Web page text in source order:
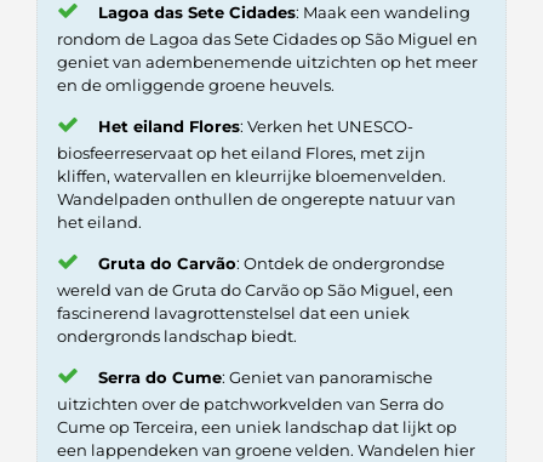
Lagoa das Sete Cidades: Maak een wandeling
rondom de Lagoa das Sete Cidades op São Miguel en
geniet van adembenemende uitzichten op het meer
en de omliggende groene heuvels.
Het eiland Flores: Verken het UNESCO-
biosfeerreservaat op het eiland Flores, met zijn
kliffen, watervallen en kleurrijke bloemenvelden.
Wandelpaden onthullen de ongerepte natuur van
het eiland.
Gruta do Carvão: Ontdek de ondergrondse
wereld van de Gruta do Carvão op São Miguel, een
fascinerend lavagrottenstelsel dat een uniek
ondergronds landschap biedt.
Serra do Cume: Geniet van panoramische
uitzichten over de patchworkvelden van Serra do
Cume op Terceira, een uniek landschap dat lijkt op
een lappendeken van groene velden. Wandelen hier